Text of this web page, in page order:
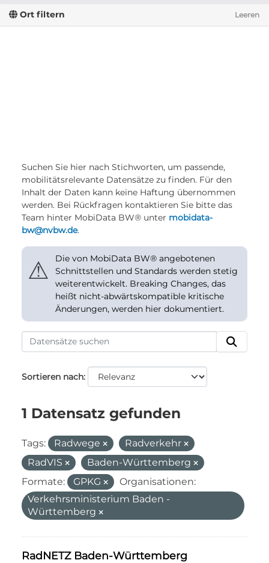
Ort filtern Leeren
Suchen Sie hier nach Stichworten, um passende,
mobilitätsrelevante Datensätze zu finden. Für den
Inhalt der Daten kann keine Haftung übernommen
werden. Bei Rückfragen kontaktieren Sie bitte das
Team hinter MobiData BW® unter mobidata-
bw@nvbw.de.
⚠
Die von MobiData BW® angebotenen
Schnittstellen und Standards werden stetig
weiterentwickelt. Breaking Changes, das
heißt nicht-abwärtskompatible kritische
Änderungen, werden hier dokumentiert.
Sortieren nach
1 Datensatz gefunden
Tags: Radwege
Radverkehr
RadVIS
Baden-Württemberg
Formate:
GPKG
Organisationen:
Verkehrsministerium Baden -
Württemberg
RadNETZ Baden-Württemberg